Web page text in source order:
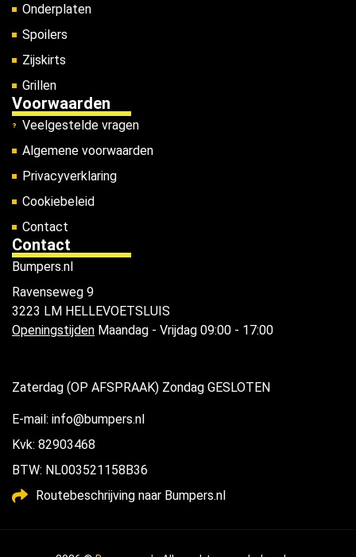
Onderplaten
Spoilers
Zijskirts
Grillen
Voorwaarden
Veelgestelde vragen
Algemene voorwaarden
Privacyverklaring
Cookiebeleid
Contact
Contact
Bumpers.nl
Ravenseweg 9
3223 LM HELLEVOETSLUIS
Openingstijden Maandag - Vrijdag 09:00 - 17:00
Zaterdag (OP AFSPRAAK) Zondag GESLOTEN
E-mail: info@bumpers.nl
Kvk: 82903468
BTW: NL003521158B36
Routebeschrijving naar Bumpers.nl